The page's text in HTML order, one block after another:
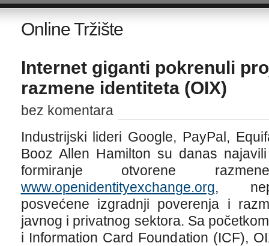
Online Tržište
Internet giganti pokrenuli
razmene identiteta (OIX)
bez komentara
Industrijski lideri Google, PayPal,
Booz Allen Hamilton su danas
formiranje otvorene
www.openidentityexchange.org,
posvećene izgradnji poverenja i
javnog i privatnog sektora. Sa
i Information Card Foundation (ICF),